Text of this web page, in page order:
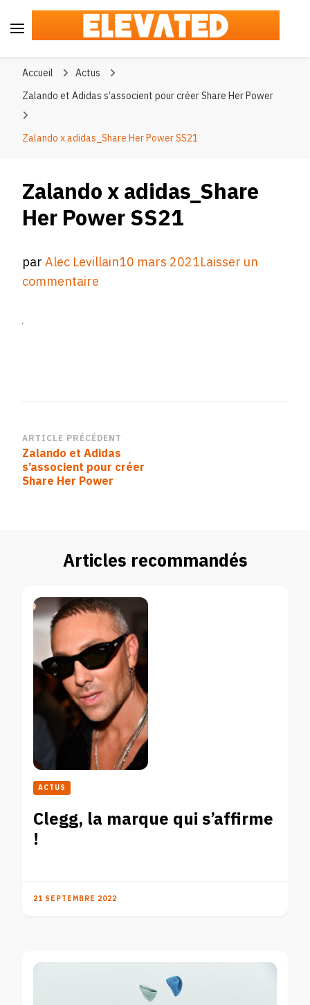
Accueil
Actus
Zalando et Adidas s’associent pour créer Share Her Power
Zalando x adidas_Share Her Power SS21
Zalando x adidas_Share
Her Power SS21
parAlec Levillain10 mars 2021Laisser un
commentaire
Navigation
d’article
ARTICLE PRÉCÉDENT
Zalando et Adidas
s’associent pour créer
Share Her Power
Articles recommandés
ACTUS
Clegg, la marque qui s’affirme
!
21 SEPTEMBRE 2022